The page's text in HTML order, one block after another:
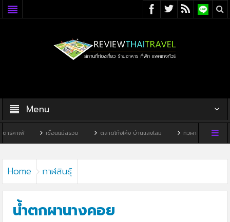
Menu
เขื่อนแม่สรวย ตลาดโก้งโค้ง บ้านแสงโสม ทิวผาคาเฟ่ บ้านพิพิธภัณฑ์
Home กาฬสินธุ์
น้ำตกผานางคอย